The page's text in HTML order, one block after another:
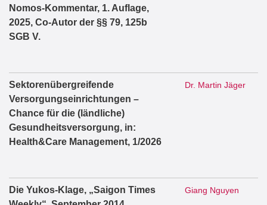
Nomos-Kommentar, 1. Auflage,
2025, Co-Autor der §§ 79, 125b
SGB V.
Sektorenübergreifende
Versorgungseinrichtungen –
Chance für die (ländliche)
Gesundheitsversorgung, in:
Health&Care Management, 1/2026
Dr. Martin Jäger
Die Yukos-Klage, „Saigon Times
Giang Nguyen